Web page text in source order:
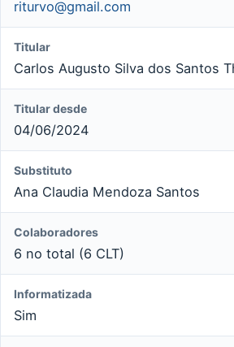
riturvo@gmail.com
Titular
Carlos Augusto Silva dos Santos
Titular desde
04/06/2024
Substituto
Ana Claudia Mendoza Santos
Colaboradores
6 no total (6 CLT)
Informatizada
Sim